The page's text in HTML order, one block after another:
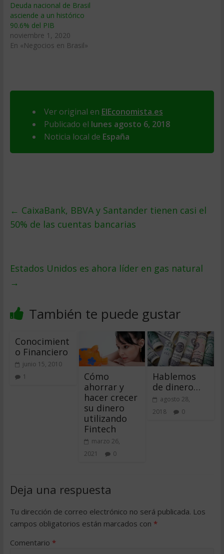
Deuda nacional de Brasil
asciende a un histórico
90.6% del PIB
noviembre 1, 2020
En «Negocios en Brasil»
Ver original en ElEconomista.es
Publicado el lunes agosto 6, 2018
Noticia local de España
← CaixaBank, BBVA y Santander tienen casi el
50% de las cuentas bancarias
Estados Unidos es ahora líder en gas natural
→
También te puede gustar
Conocimient
o Financiero
junio 15, 2010
1
Cómo
ahorrar y
hacer crecer
su dinero
utilizando
Fintech
marzo 26,
2021
0
Hablemos
de dinero…
agosto 28,
2018
0
Deja una respuesta
Tu dirección de correo electrónico no será publicada. Los
campos obligatorios están marcados con *
Comentario *